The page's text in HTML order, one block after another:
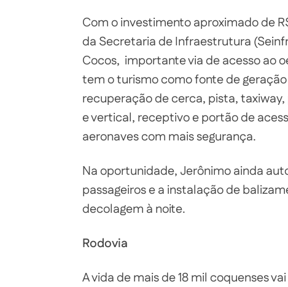
Com o investimento aproximado de
da Secretaria de Infraestrutura
Cocos, importante via de acesso ao
tem o turismo como fonte de
recuperação de cerca, pista,
e vertical, receptivo e portão de
aeronaves com mais segurança.
Na oportunidade, Jerônimo ainda
passageiros e a instalação de
decolagem à noite.
Rodovia
A vida de mais de 18 mil coquenses